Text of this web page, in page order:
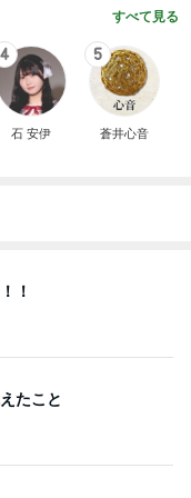
すべて見る
4
石 安伊
5
蒼井心音
！
たこと